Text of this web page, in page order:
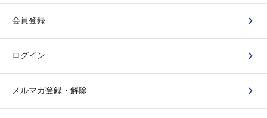
会員登録
ログイン
メルマガ登録・解除